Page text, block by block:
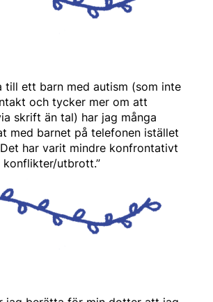
till ett barn med autism (som inte
och tycker mer om att
skrift än tal) har jag många
med barnet på telefonen istället
har varit mindre konfrontativt
utbrott.”